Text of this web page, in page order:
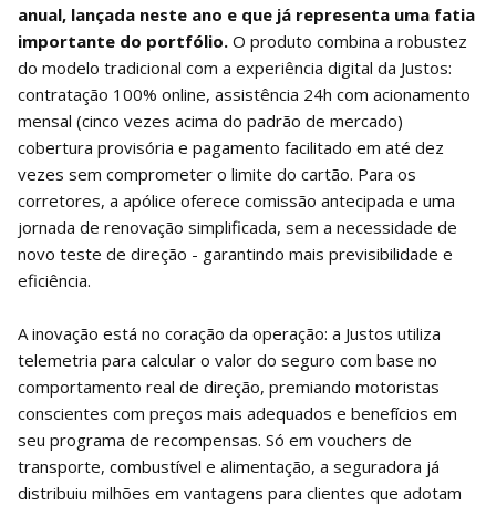
anual, lançada neste ano e que já representa uma fatia
importante do portfólio. O produto combina a robustez
do modelo tradicional com a experiência digital da Justos:
contratação 100% online, assistência 24h com acionamento
mensal (cinco vezes acima do padrão de mercado)
cobertura provisória e pagamento facilitado em até dez
vezes sem comprometer o limite do cartão. Para os
corretores, a apólice oferece comissão antecipada e uma
jornada de renovação simplificada, sem a necessidade de
novo teste de direção - garantindo mais previsibilidade e
eficiência.
A inovação está no coração da operação: a Justos utiliza
telemetria para calcular o valor do seguro com base no
comportamento real de direção, premiando motoristas
conscientes com preços mais adequados e benefícios em
seu programa de recompensas. Só em vouchers de
transporte, combustível e alimentação, a seguradora já
distribuiu milhões em vantagens para clientes que adotam